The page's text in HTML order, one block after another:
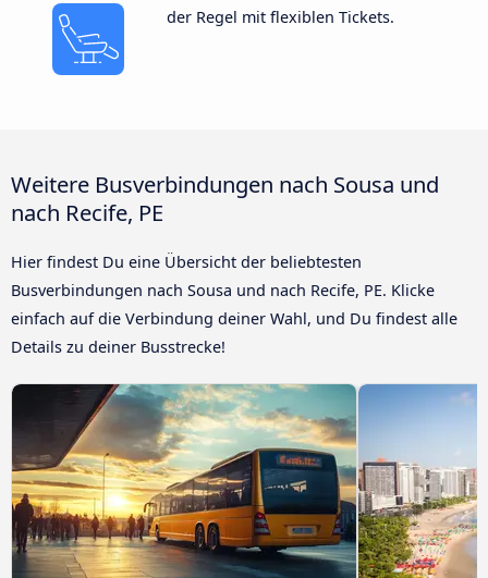
der Regel mit flexiblen Tickets.
Weitere Busverbindungen nach Sousa und
nach Recife, PE
Hier findest Du eine Übersicht der beliebtesten
Busverbindungen nach Sousa und nach Recife, PE. Klicke
einfach auf die Verbindung deiner Wahl, und Du findest alle
Details zu deiner Busstrecke!